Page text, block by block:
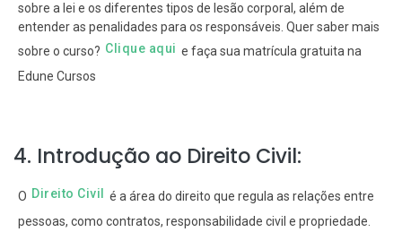
sobre a lei e os diferentes tipos de lesão corporal, além de
entender as penalidades para os responsáveis. Quer saber mais
sobre o curso? Clique aqui e faça sua matrícula gratuita na
Edune Cursos
4. Introdução ao Direito Civil:
O Direito Civil
é a área do direito que regula as relações entre
pessoas, como contratos, responsabilidade civil e propriedade.